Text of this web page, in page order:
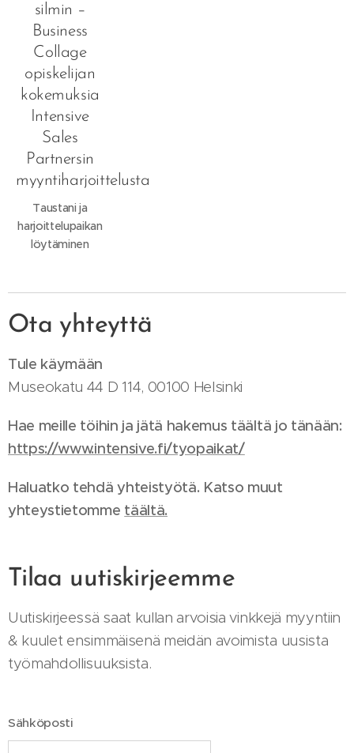
silmin –
Business
Collage
opiskelijan
kokemuksia
Intensive
Sales
Partnersin
myyntiharjoittelusta
Taustani ja
harjoittelupaikan
löytäminen
Ota yhteyttä
Tule käymään
Museokatu 44 D 114, 00100 Helsinki
Hae meille töihin ja jätä hakemus täältä jo tänään:
https://www.intensive.fi/tyopaikat/
Haluatko tehdä yhteistyötä. Katso muut
yhteystietomme täältä.
Tilaa uutiskirjeemme
Uutiskirjeessä saat kullan arvoisia vinkkejä myyntiin
& kuulet ensimmäisenä meidän avoimista uusista
työmahdollisuuksista.
Sähköposti